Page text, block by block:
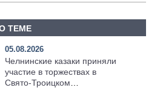
ТЕМЕ
05.08.2026
Челнинские казаки приняли
участие в торжествах в
Свято‑Троицком